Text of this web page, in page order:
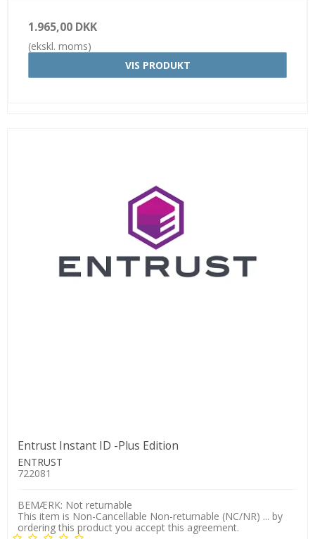
1.965,00 DKK
(ekskl. moms)
VIS PRODUKT
Entrust Instant ID -Plus Edition
ENTRUST
722081
BEMÆRK: Not returnable
This item is Non-Cancellable Non-returnable (NC/NR) ... by
ordering this product you accept this agreement.